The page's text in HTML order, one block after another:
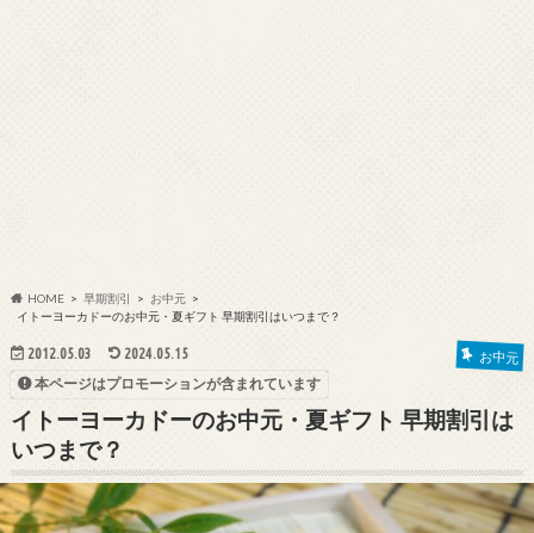
HOME 早期割引
お中元
イトーヨーカドーのお中元・夏ギフト 早期割引はいつまで？
2012.05.03 2024.05.15 お中元
本ページはプロモーションが含まれています
イトーヨーカドーのお中元・夏ギフト 早期割引は
いつまで？